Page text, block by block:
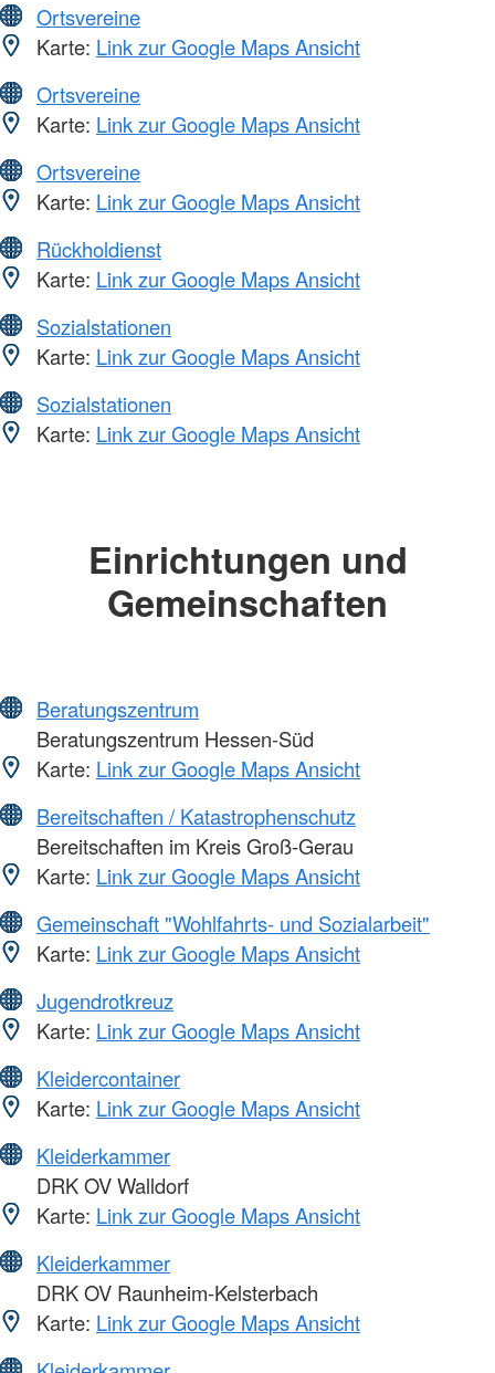
Ortsvereine
Karte: Link zur Google Maps Ansicht
Ortsvereine
Karte: Link zur Google Maps Ansicht
Ortsvereine
Karte: Link zur Google Maps Ansicht
Rückholdienst
Karte: Link zur Google Maps Ansicht
Sozialstationen
Karte: Link zur Google Maps Ansicht
Sozialstationen
Karte: Link zur Google Maps Ansicht
Einrichtungen und
Gemeinschaften
Beratungszentrum
Beratungszentrum Hessen-Süd
Karte: Link zur Google Maps Ansicht
Bereitschaften / Katastrophenschutz
Bereitschaften im Kreis Groß-Gerau
Karte: Link zur Google Maps Ansicht
Gemeinschaft "Wohlfahrts- und Sozialarbeit"
Karte: Link zur Google Maps Ansicht
Jugendrotkreuz
Karte: Link zur Google Maps Ansicht
Kleidercontainer
Karte: Link zur Google Maps Ansicht
Kleiderkammer
DRK OV Walldorf
Karte: Link zur Google Maps Ansicht
Kleiderkammer
DRK OV Raunheim-Kelsterbach
Karte: Link zur Google Maps Ansicht